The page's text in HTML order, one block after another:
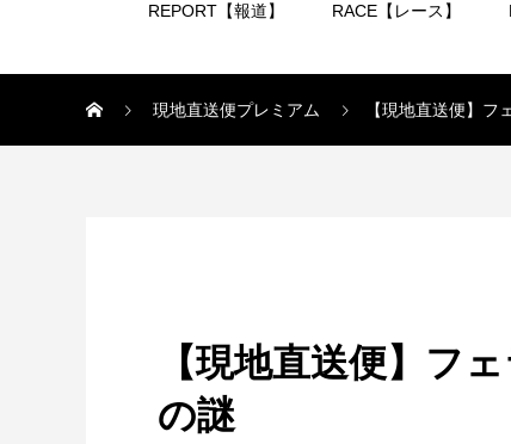
REPORT【報道】 RACE【レース】
現地直送便プレミアム 【現地直送便】フ
【現地直送便】フ
の謎